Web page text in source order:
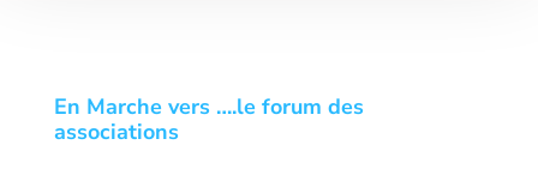
En Marche vers ….le forum des
associations